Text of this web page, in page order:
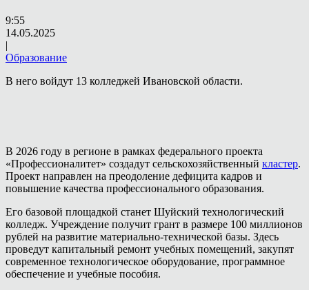
9:55
14.05.2025
|
Образование
В него войдут 13 колледжей Ивановской области.
В 2026 году в регионе в рамках федерального проекта
«Профессионалитет» создадут сельскохозяйственный кластер.
Проект направлен на преодоление дефицита кадров и
повышение качества профессионального образования.
Его базовой площадкой станет Шуйский технологический
колледж. Учреждение получит грант в размере 100 миллионов
рублей на развитие материально-технической базы. Здесь
проведут капитальный ремонт учебных помещений, закупят
современное технологическое оборудование, программное
обеспечение и учебные пособия.